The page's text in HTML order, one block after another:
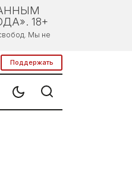
18+
Мы не
Поддержать